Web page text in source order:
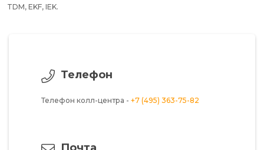
TDM, EKF, IEK.
Телефон
Телефон колл-центра - +7 (495) 363-75-82